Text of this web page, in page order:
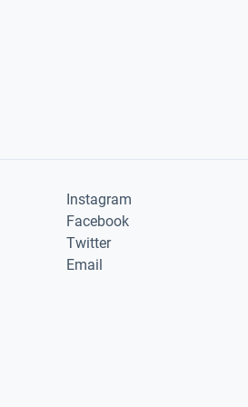
Instagram
Facebook
Twitter
Email